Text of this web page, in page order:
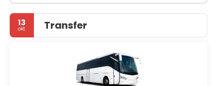
13
okt. Transfer